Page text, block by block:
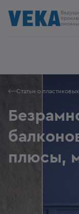
Статьи о
плюсы,